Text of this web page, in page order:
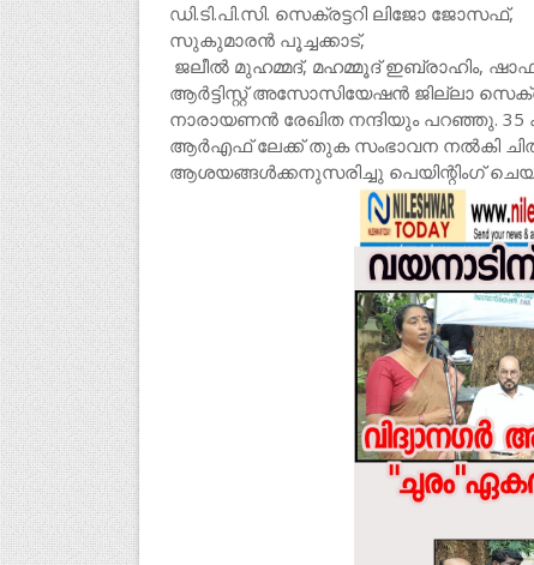
ഡി.ടി.പി.സി. സെക്രട്ടറി ലിജോ ജോസഫ്,
സുകുമാരൻ പൂച്ചക്കാട്,
ജലീൽ മുഹമ്മദ്, മഹമ്മൂദ് ഇബ്രാഹിം,
ആർട്ടിസ്റ്റ് അസോസിയേഷൻ ജില്ലാ
നാരായണൻ രേഖിത നന്ദിയും പറഞ്ഞു. 35
ആർഎഫ് ലേക്ക് തുക സംഭാവന നൽകി
ആശയങ്ങൾക്കനുസരിച്ചു പെയിന്റിംഗ്